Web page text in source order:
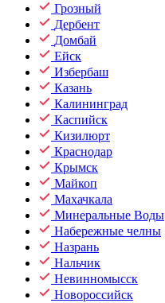
Грозный
Дербент
Домбай
Ейск
Избербаш
Казань
Калининград
Каспийск
Кизилюрт
Краснодар
Крымск
Майкоп
Махачкала
Минеральные Воды
Набережные челны
Назрань
Нальчик
Невинномысск
Новороссийск